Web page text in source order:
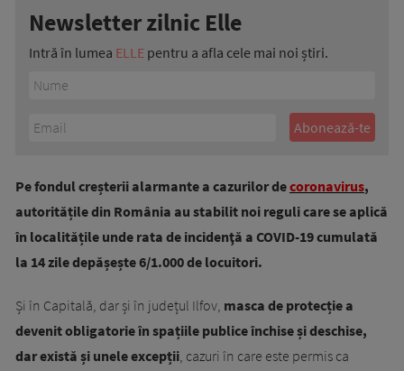
Newsletter zilnic Elle
Intră în lumea ELLE pentru a afla cele mai noi știri.
Pe fondul creșterii alarmante a cazurilor decoronavirus,
autoritățile din România au stabilit noi reguli care se aplică
în localitățile unde rata de incidenţă a COVID-19 cumulată
la 14 zile depășește 6/1.000 de locuitori.
Și în Capitală, dar și în județul Ilfov, masca de protecție a
devenit obligatorie în spațiile publice închise și deschise,
dar există și unele excepții, cazuri în care este permis ca